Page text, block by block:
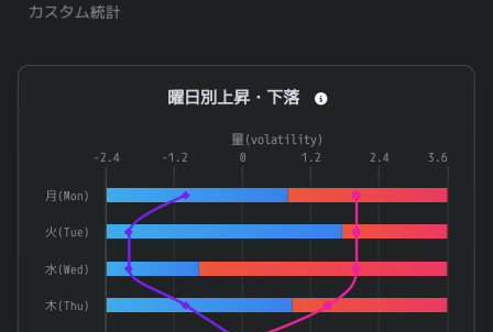
5994 ファインシンター
0.962
東急建設 0.961
0.961
アプリックス
ＴＯＲＩＣＯ
0.96
カスタム統計
Combination chart with 4 data series.
The chart has 1 X axis displaying categories.
The chart has 2 Y axes displaying 率(rate) and 量
量(volatility)
月(Mon)
火(Tue)
水(Wed)
木(Thu)
-2.4 0 2.4
-1.2 1.2 3.6
曜日別上昇・下落